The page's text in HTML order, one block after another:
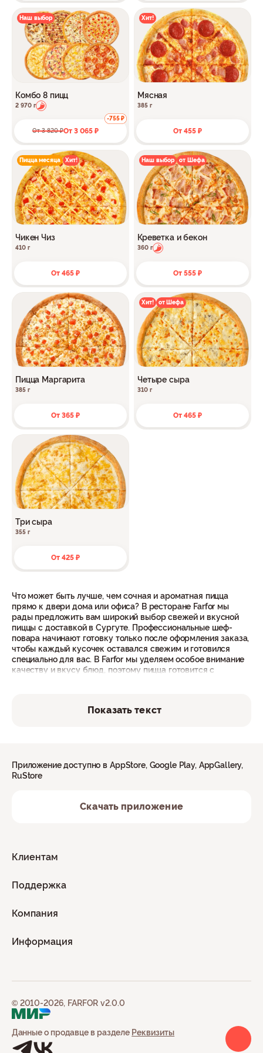
Наш выбор
Комбо 8 пицц
2 970 г
От 3 820 ₽От 3 065 ₽
-755 ₽
Хит!
Мясная
385 г
От 455 ₽
Пицца месяца Хит!
Чикен Чиз
410 г
От 465 ₽
Наш выбор от Шефа
Креветка и бекон
360 г
От 555 ₽
Пицца Маргарита
385 г
От 365 ₽
Хит! от Шефа
Четыре сыра
310 г
От 465 ₽
Три сыра
355 г
От 425 ₽
Что может быть лучше, чем сочная и ароматная пицца
прямо к двери дома или офиса? В ресторане Farfor мы
рады предложить вам широкий выбор свежей и вкусной
пиццы с доставкой в Сургуте. Профессиональные шеф-
повара начинают готовку только после оформления заказа,
чтобы каждый кусочек оставался свежим и готовился
специально для вас. В Farfor мы уделяем особое внимание
качеству и вкусу блюд, поэтому пицца готовится с
удовлетворить даже самых изысканных гурманов.
У нас есть что предложить не только для одиночных
заказов, но и для особых случаев. Мероприятия могут быть
Меньше времени на приготовление ужина, больше
Дружеские посиделки: Встреча с друзьями – это
всегда повод для радости, но чтобы не тратить много
пиццы. Наборы для 4-6 персон идеально подходят для
Корпоративные мероприятия: Проведение
отличный способ укрепить командный дух и создать
непринужденную атмосферу.
Дни рождения и праздники: Праздничные события
требуют особого внимания к гостям и
гастрономическому разнообразию. Наборы и
Показать текст
Клиентам
Поддержка
Компания
Информация
Приложение доступно в AppStore, Google Play, AppGallery,
RuStore
Скачать приложение
Данные о продавце в разделе Реквизиты
© 2010-2026, FARFOR v2.0.0